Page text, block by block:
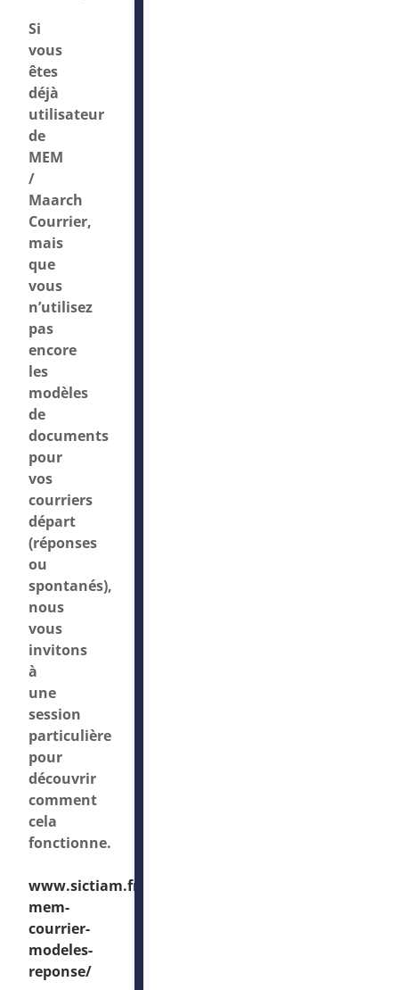
Si
vous
êtes
déjà
utilisateur
de
MEM
/
Maarch
Courrier,
mais
que
vous
n’utilisez
pas
encore
les
modèles
de
documents
pour
vos
courriers
départ
(réponses
ou
spontanés),
nous
vous
invitons
à
une
session
particulière
pour
découvrir
comment
cela
fonctionne.
www.sictiam.fr/evenements/webinaire-
mem-
courrier-
modeles-
reponse/